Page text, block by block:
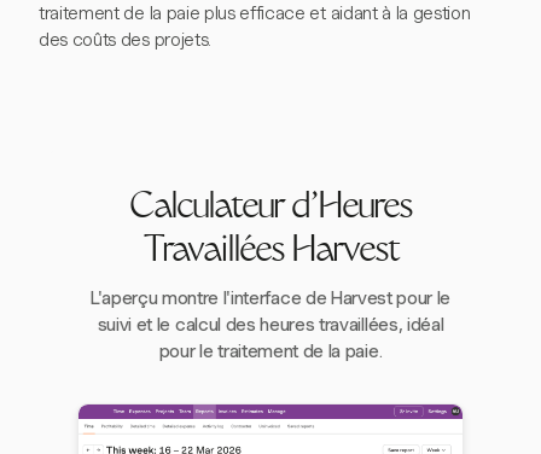
traitement de la paie plus efficace et aidant à la gestion
des coûts des projets.
Calculateur d'Heures
Travaillées Harvest
L'aperçu montre l'interface de Harvest pour le
suivi et le calcul des heures travaillées, idéal
pour le traitement de la paie.